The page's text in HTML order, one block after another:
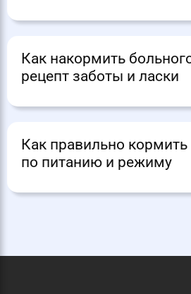
Как накормить
рецепт заботы и ласки
Как правильно кормить
по питанию и режиму